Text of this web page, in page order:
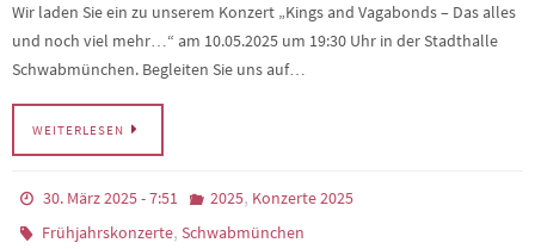
Wir laden Sie ein zu unserem Konzert „Kings and Vagabonds – Das alles
und noch viel mehr…“ am 10.05.2025 um 19:30 Uhr in der Stadthalle
Schwabmünchen. Begleiten Sie uns auf…
WEITERLESEN
30. März 2025 - 7:51 2025, Konzerte 2025
Frühjahrskonzerte,Schwabmünchen